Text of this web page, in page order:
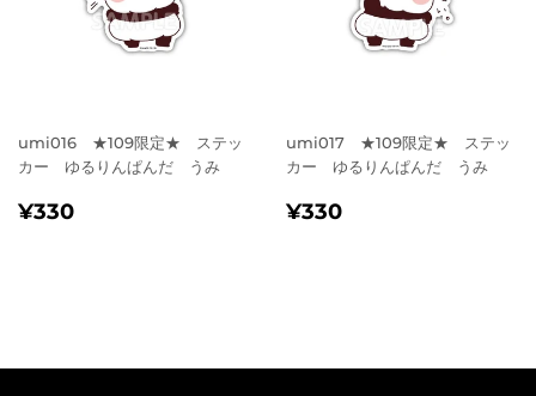
umi016 ★109限定★ ステッ
カー ゆるりんぱんだ うみ
通
¥330
umi017 ★109限定★ ステッ
カー ゆるりんぱんだ うみ
通
¥330